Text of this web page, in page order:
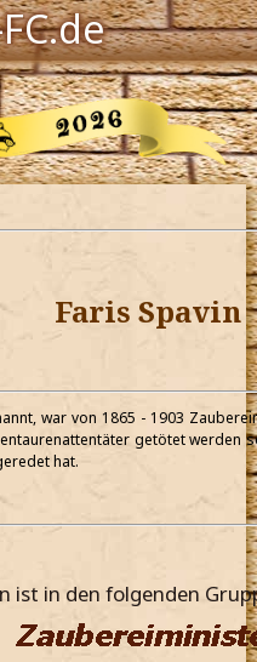
werden!
Faris Spavin
war von 1865 - 1903
getötet werden
hat.
ist in den folgenden